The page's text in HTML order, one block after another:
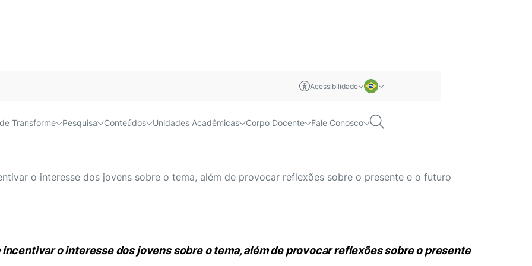
Acessibilidade
Português
Transforme Pesquisa Conteúdos Unidades Acadêmicas Corpo Docente Fale Conosco
celebra o Dia Nacional da Ciência e do
o interesse dos jovens sobre o tema, além de provocar reflexões sobre o presente e o futuro
o interesse dos jovens sobre o tema, além de provocar reflexões sobre o presente